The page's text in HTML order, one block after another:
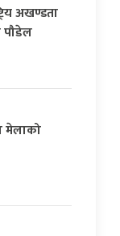
अखण्डता
पौडेल
मेलाको